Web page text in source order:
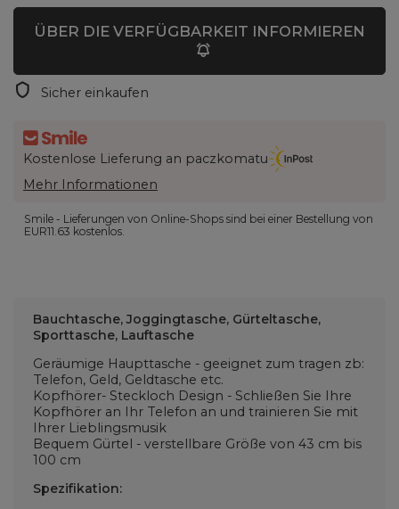
ÜBER DIE VERFÜGBARKEIT INFORMIEREN
Sicher einkaufen
Kostenlose Lieferung an paczkomatu
Mehr Informationen
Smile - Lieferungen von Online-Shops sind bei einer Bestellung von
EUR11.63 kostenlos.
Bauchtasche, Joggingtasche, Gürteltasche,
Sporttasche, Lauftasche
Geräumige Haupttasche - geeignet zum tragen zb:
Telefon, Geld, Geldtasche etc.
Kopfhörer- Steckloch Design - Schließen Sie Ihre
Kopfhörer an Ihr Telefon an und trainieren Sie mit
Ihrer Lieblingsmusik
Bequem Gürtel - verstellbare Größe von 43 cm bis
100 cm
Spezifikation: